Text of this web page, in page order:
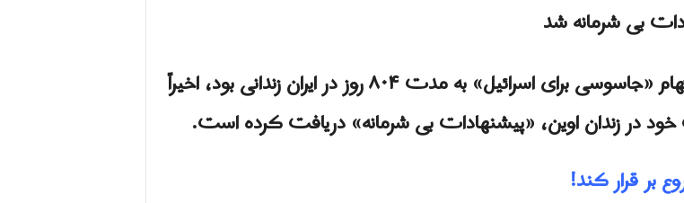
بی شرمانه شد
استرالیایی که به‌ اتهام «جاسوسی برای اسرائیل» به مدت ۸۰۴ روز در ایران زندانی بود، اخیراً
در زندان اوین، «پیشنهادات بی شرمانه» دریافت کرده است.
بر قرار کند!